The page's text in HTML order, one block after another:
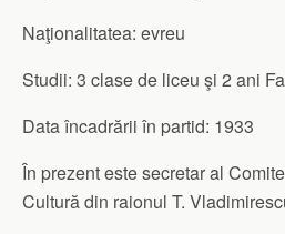
Naţionalitatea: evreu
Studii: 3 clase de liceu şi 2 ani
Data încadrării în partid: 1933
În prezent este secretar al
Cultură din raionul T.